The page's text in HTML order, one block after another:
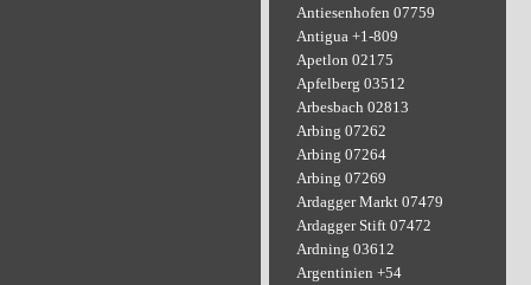
Antiesenhofen 07759
Antigua +1-809
Apetlon 02175
Apfelberg 03512
Arbesbach 02813
Arbing 07262
Arbing 07264
Arbing 07269
Ardagger Markt 07479
Ardagger Stift 07472
Ardning 03612
Argentinien +54